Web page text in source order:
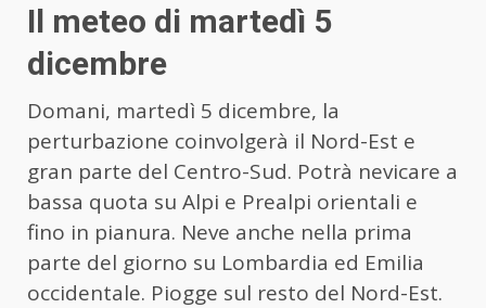
Il meteo di martedì 5
dicembre
Domani, martedì 5 dicembre, la
perturbazione coinvolgerà il Nord-Est e
gran parte del Centro-Sud. Potrà nevicare a
bassa quota su Alpi e Prealpi orientali e
fino in pianura. Neve anche nella prima
parte del giorno su Lombardia ed Emilia
occidentale. Piogge sul resto del Nord-Est.